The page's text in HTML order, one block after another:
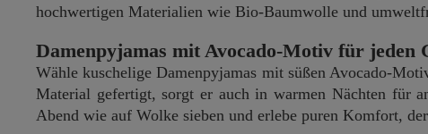
hochwertigen Materialien wie Bio-Baumwolle und
Damenpyjamas mit Avocado-Motiv für jeden
Wähle kuschelige Damenpyjamas mit süßen Avocado-
Material gefertigt, sorgt er auch in warmen Nächten für
Abend wie auf Wolke sieben und erlebe puren Komfort,